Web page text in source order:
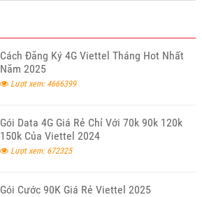
Cách Đăng Ký 4G Viettel Tháng Hot Nhất
Năm 2025
Lượt xem: 4666399
Gói Data 4G Giá Rẻ Chỉ Với 70k 90k 120k
150k Của Viettel 2024
Lượt xem: 672325
Gói Cước 90K Giá Rẻ Viettel 2025